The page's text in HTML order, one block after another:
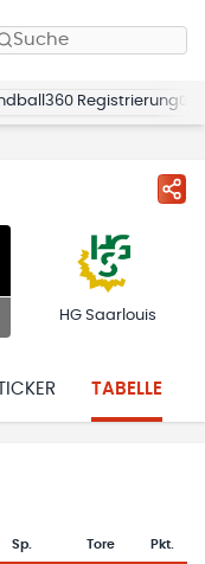
Suche
Registrierung
HG Saarlouis
TABELLE
Sp. Tore Pkt.